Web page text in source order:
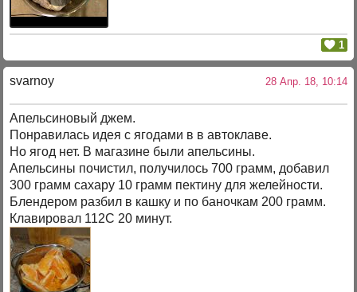
1
svarnoy 28 Апр. 18, 10:14
Апельсиновый джем.
Понравилась идея с ягодами в в автоклаве.
Но ягод нет. В магазине были апельсины.
Апельсины почистил, получилось 700 грамм, добавил
300 грамм сахару 10 грамм пектину для желейности.
Блендером разбил в кашку и по баночкам 200 грамм.
Клавировал 112С 20 минут.